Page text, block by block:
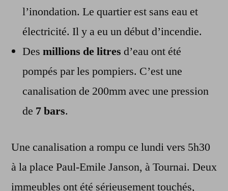
tourisme
l’inondation. Le quartier est sans eau et
électricité. Il y a eu un début d’incendie.
Des millions de litres d’eau ont été
pompés par les pompiers. C’est une
canalisation de 200mm avec une pression
de 7 bars.
Une canalisation a rompu ce lundi vers 5h30
à la place Paul-Emile Janson, à Tournai. Deux
immeubles ont été sérieusement touchés,